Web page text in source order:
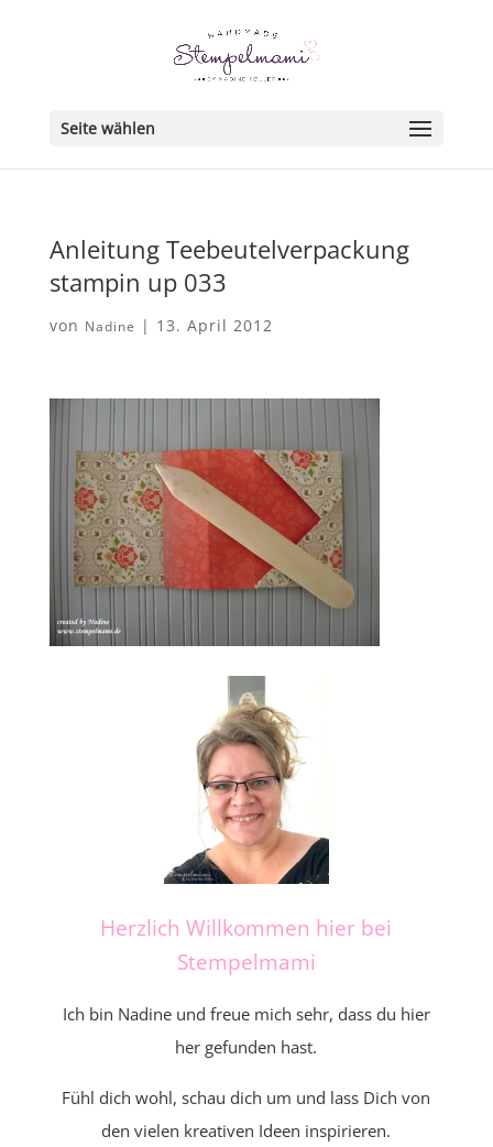
Seite wählen
Anleitung Teebeutelverpackung
stampin up 033
von Nadine | 13. April 2012
Herzlich Willkommen hier bei
Stempelmami
Ich bin Nadine und freue mich sehr, dass du hier
her gefunden hast.
Fühl dich wohl, schau dich um und lass Dich von
den vielen kreativen Ideen inspirieren.